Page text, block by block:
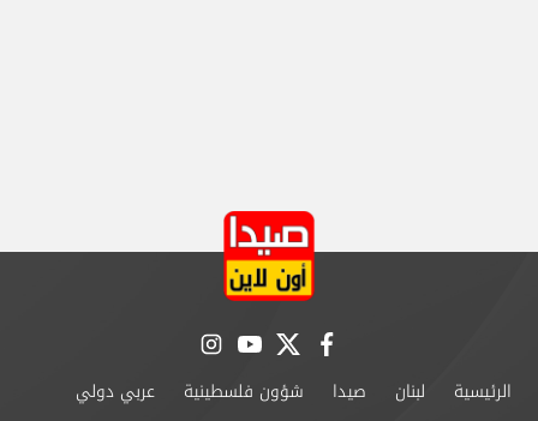
facebook
twitter
youtube
instagram
الرئيسية لبنان صيدا شؤون فلسطينية
عربي دولي